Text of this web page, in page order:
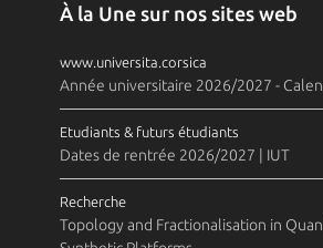
À la Une sur nos sites web
www.universita.corsica
Année universitaire 2026/2027 -
Etudiants & futurs étudiants
Dates de rentrée 2026/2027 | IUT
Recherche
Topology and Fractionalisation in